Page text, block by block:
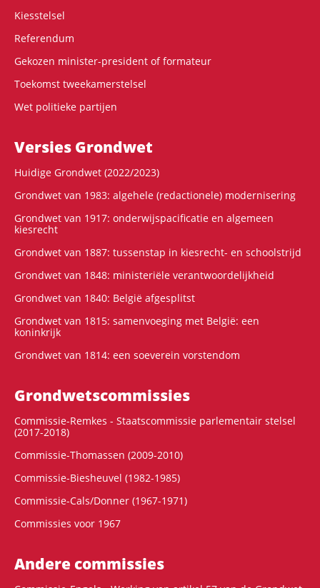
Kiesstelsel
Referendum
Gekozen minister-president of formateur
Toekomst tweekamerstelsel
Wet politieke partijen
Versies Grondwet
Huidige Grondwet (2022/2023)
Grondwet van 1983: algehele (redactionele) modernisering
Grondwet van 1917: onderwijspacificatie en algemeen
kiesrecht
Grondwet van 1887: tussenstap in kiesrecht- en schoolstrijd
Grondwet van 1848: ministeriële verantwoordelijkheid
Grondwet van 1840: België afgesplitst
Grondwet van 1815: samenvoeging met België: een
koninkrijk
Grondwet van 1814: een soeverein vorstendom
Grondwets­commissies
Commissie-Remkes - Staatscommissie parlementair stelsel
(2017-2018)
Commissie-Thomassen (2009-2010)
Commissie-Biesheuvel (1982-1985)
Commissie-Cals/Donner (1967-1971)
Commissies voor 1967
Andere commissies